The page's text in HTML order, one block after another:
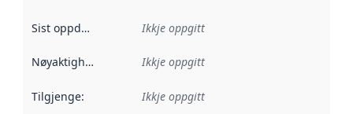
Sist oppdatert Ikkje oppgitt
Nøyaktigheit Ikkje oppgitt
Tilgjenge: Ikkje oppgitt